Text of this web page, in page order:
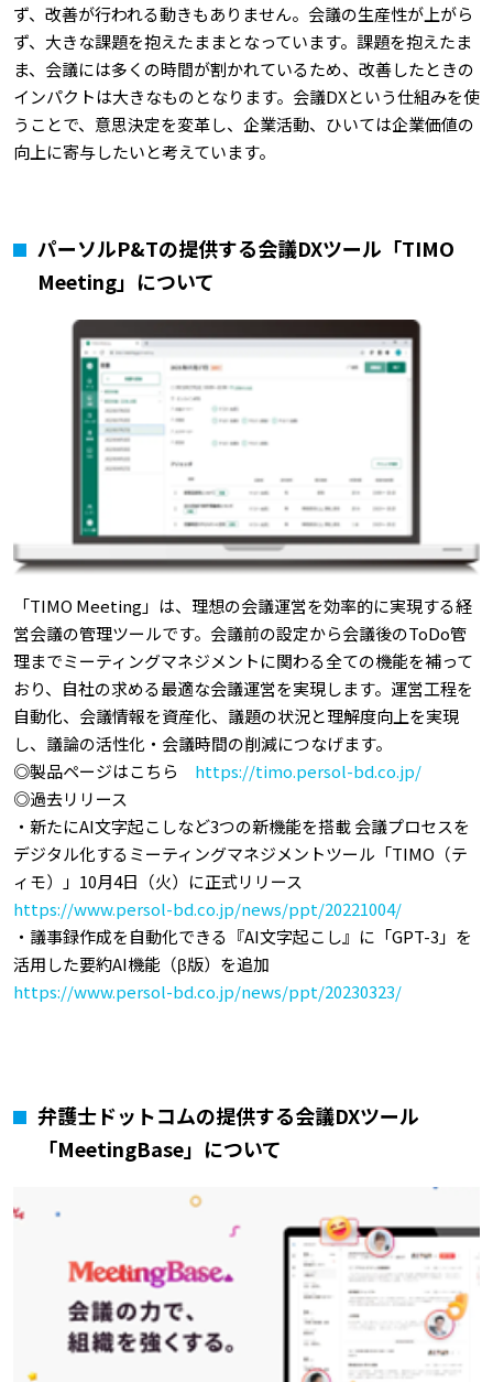
ず、改善が行われる動きもありません。会議の生産性が上がら
ず、大きな課題を抱えたままとなっています。課題を抱えたま
ま、会議には多くの時間が割かれているため、改善したときの
インパクトは大きなものとなります。会議DXという仕組みを使
うことで、意思決定を変革し、企業活動、ひいては企業価値の
向上に寄与したいと考えています。
パーソルP&Tの提供する会議DXツール「TIMO
Meeting」について
「TIMO Meeting」は、理想の会議運営を効率的に実現する経
営会議の管理ツールです。会議前の設定から会議後のToDo管
理までミーティングマネジメントに関わる全ての機能を補って
おり、自社の求める最適な会議運営を実現します。運営工程を
自動化、会議情報を資産化、議題の状況と理解度向上を実現
し、議論の活性化・会議時間の削減につなげます。
◎製品ページはこちら https://timo.persol-bd.co.jp/
◎過去リリース
・新たにAI文字起こしなど3つの新機能を搭載 会議プロセスを
デジタル化するミーティングマネジメントツール「TIMO（テ
ィモ）」10月4日（火）に正式リリース
https://www.persol-bd.co.jp/news/ppt/20221004/
・議事録作成を自動化できる『AI文字起こし』に「GPT-3」を
活用した要約AI機能（β版）を追加
https://www.persol-bd.co.jp/news/ppt/20230323/
弁護士ドットコムの提供する会議DXツール
「MeetingBase」について